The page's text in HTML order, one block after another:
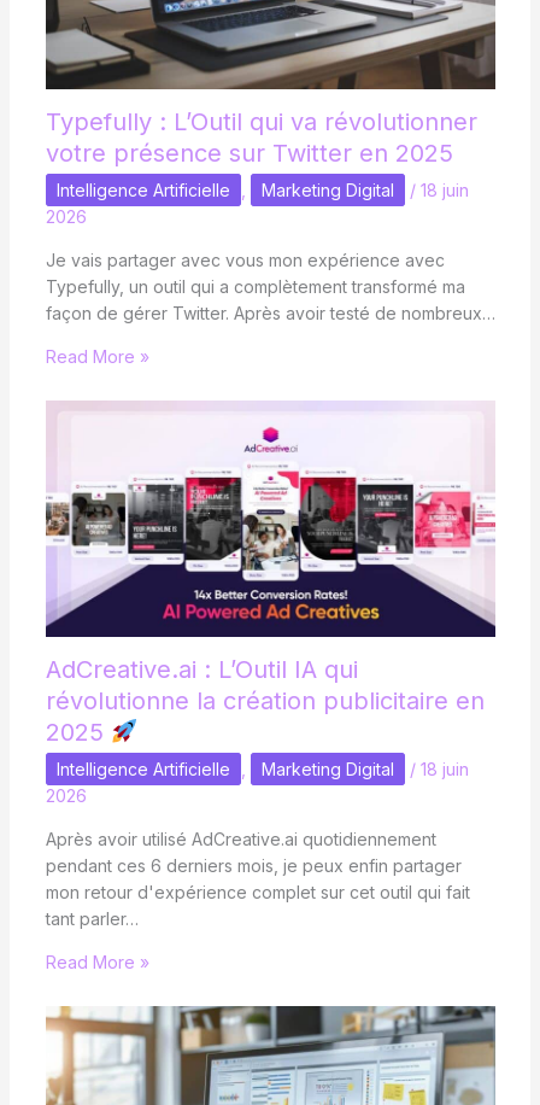
Typefully : L’Outil qui va révolutionner
votre présence sur Twitter en 2025
Intelligence Artificielle Marketing Digital / 18 juin
2026
Je vais partager avec vous mon expérience avec
Typefully, un outil qui a complètement transformé ma
façon de gérer Twitter. Après avoir testé de nombreux…
Read More »
AdCreative.ai : L’Outil IA qui
révolutionne la création publicitaire en
2025
Intelligence Artificielle Marketing Digital / 18 juin
2026
Après avoir utilisé AdCreative.ai quotidiennement
pendant ces 6 derniers mois, je peux enfin partager
mon retour d'expérience complet sur cet outil qui fait
tant parler…
Read More »